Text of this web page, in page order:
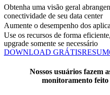
Obtenha uma visão geral
conectividade de seu data center
Aumente o desempenho dos
Use os recursos de forma
upgrade somente se necessário
DOWNLOAD GRÁTIS
Nossos usuários fazem
monitoramento feito